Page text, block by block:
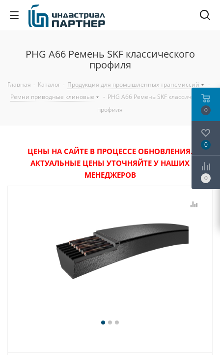
PHG A66 Ремень SKF классического
профиля
Главная - Каталог - Продукция для промышленных трансмиссий
-
Ремни приводные клиновые
- PHG A66 Ремень SKF классического
профиля
ЦЕНЫ НА САЙТЕ В ПРОЦЕССЕ ОБНОВЛЕНИЯ.
АКТУАЛЬНЫЕ ЦЕНЫ УТОЧНЯЙТЕ У НАШИХ
МЕНЕДЖЕРОВ
0
0
0